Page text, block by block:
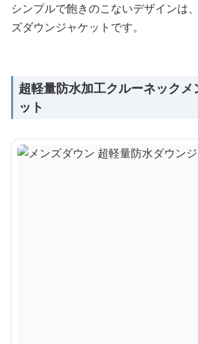
シンプルで飽きのこないデザインは
ズダウンジャケットです。
超軽量防水加工クルーネック
ット